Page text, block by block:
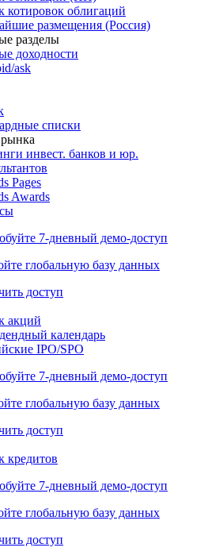
облигаций & Карты рынка
облигаций (ИИ)
котировок облигаций
размещения (Россия)
разделы
доходности
ask
списки
рынка
инвест. банков и юр.
Pages
7-дневный
глобальную базу данных
доступ
акций
IPO/SPO
7-дневный
глобальную базу данных
доступ
кредитов
7-дневный